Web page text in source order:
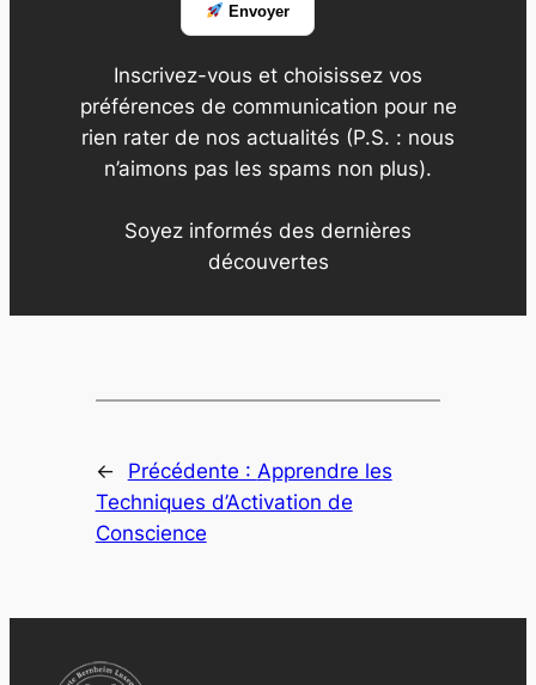
Envoyer
Inscrivez-vous et choisissez vos
préférences de communication pour ne
rien rater de nos actualités (P.S. : nous
n’aimons pas les spams non plus).
Soyez informés des dernières
découvertes
← Précédente : Apprendre les
Techniques d’Activation de
Conscience